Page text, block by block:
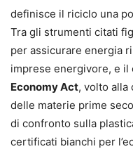
definisce il riciclo una
Tra gli strumenti citati
per assicurare energia
imprese energivore, e il
Economy Act, volto alla
delle materie prime
di confronto sulla
certificati bianchi per